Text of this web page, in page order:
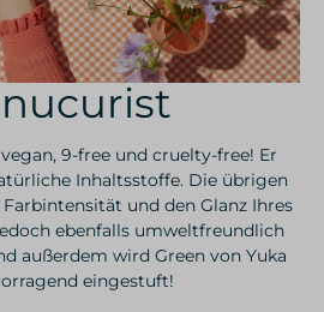
9-free und cruelty-free! Er
Inhaltsstoffe. Die übrigen
und den Glanz Ihres
ebenfalls umweltfreundlich
außerdem wird Green von Yuka
eingestuft!